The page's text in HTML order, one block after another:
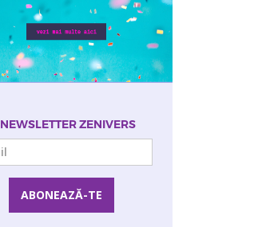
NEWSLETTER ZENIVERS